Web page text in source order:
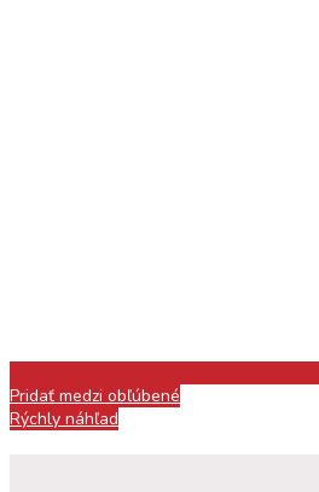
Pridať medzi obľúbené
Rýchly náhľad